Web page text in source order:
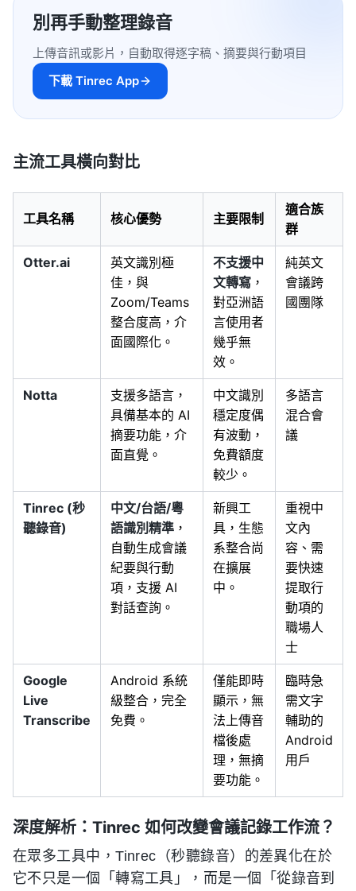
別再手動整理錄音
上傳音訊或影片，自動取得逐字稿、摘要與行動項目
下載 Tinrec App
主流工具橫向對比
工具名稱 核心優勢 主要限制
適合族
群
Otter.ai
英文識別極
佳，與
Zoom/Teams
整合度高，介
面國際化。
不支援中
文轉寫 ，
對亞洲語
言使用者
幾乎無
效。
純英文
會議跨
國團隊
Notta
支援多語言，
具備基本的 AI
摘要功能，介
面直覺。
中文識別
穩定度偶
有波動，
免費額度
較少。
多語言
混合會
議
Tinrec (秒
聽錄音)
中文/台語/粵
語識別精準 ，
自動生成會議
紀要與行動
項，支援 AI
對話查詢。
新興工
具，生態
系整合尚
在擴展
中。
重視中
文內
容、需
要快速
提取行
動項的
職場人
士
Google
Live
Transcribe
Android 系統
級整合，完全
免費。
僅能即時
顯示，無
法上傳音
檔後處
理，無摘
要功能。
臨時急
需文字
輔助的
Android
用戶
深度解析：Tinrec 如何改變會議記錄工作流？
在眾多工具中，Tinrec（秒聽錄音）的差異化在於
它不只是一個「轉寫工具」，而是一個「從錄音到